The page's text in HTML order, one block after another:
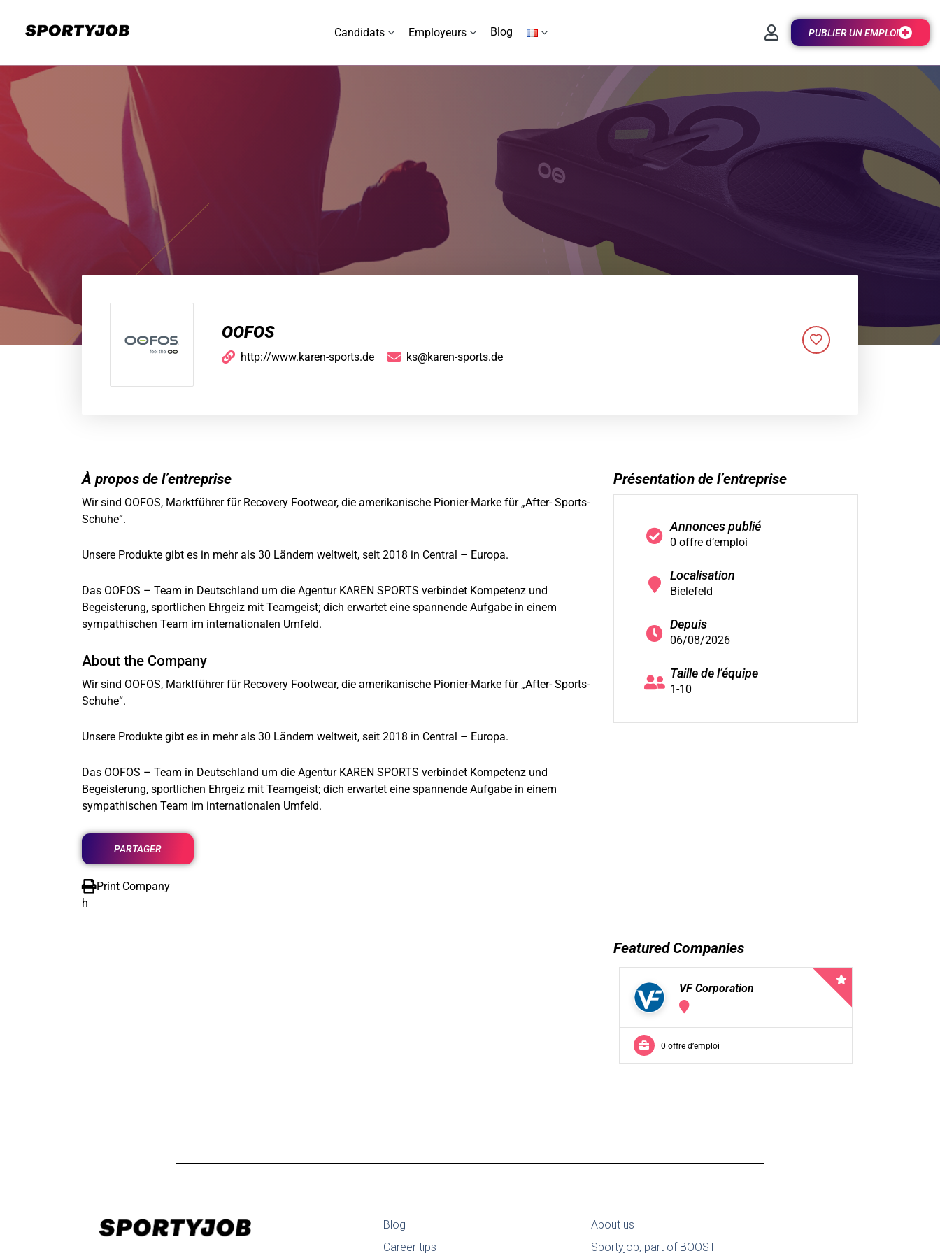
Candidats Employeurs Blog PUBLIER UN EMPLOI
OOFOS
http://www.karen-sports.de ks@karen-sports.de
À propos de l’entreprise
Wir sind OOFOS, Marktführer für Recovery Footwear, die amerikanische Pionier-Marke für „After- Sports-
Schuhe“.
Unsere Produkte gibt es in mehr als 30 Ländern weltweit, seit 2018 in Central – Europa.
Das OOFOS – Team in Deutschland um die Agentur KAREN SPORTS verbindet Kompetenz und
Begeisterung, sportlichen Ehrgeiz mit Teamgeist; dich erwartet eine spannende Aufgabe in einem
sympathischen Team im internationalen Umfeld.
About the Company
Wir sind OOFOS, Marktführer für Recovery Footwear, die amerikanische Pionier-Marke für „After- Sports-
Schuhe“.
Unsere Produkte gibt es in mehr als 30 Ländern weltweit, seit 2018 in Central – Europa.
Das OOFOS – Team in Deutschland um die Agentur KAREN SPORTS verbindet Kompetenz und
Begeisterung, sportlichen Ehrgeiz mit Teamgeist; dich erwartet eine spannende Aufgabe in einem
sympathischen Team im internationalen Umfeld.
PARTAGER
Print Company
h
Présentation de l’entreprise
Annonces publié
0 offre d’emploi
Localisation
Bielefeld
Depuis
06/08/2026
Taille de l’équipe
1-10
Featured Companies
VF Corporation
0 offre d’emploi
Blog
Career tips
About us
Sportyjob, part of BOOST